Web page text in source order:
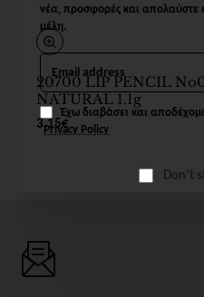
νέα, προσφορές και απολαύστε
μέλη.
Email
address
Έχω διαβάσει και
Privacy Policy
Don't
20700 LIP PENCIL
NATURAL 1.1g
3,15€